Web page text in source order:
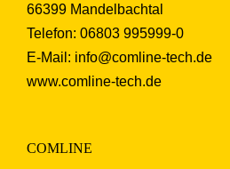
66399 Mandelbachtal
Telefon: 06803 995999-0
E-Mail: info@comline-tech.de
www.comline-tech.de
COMLINE